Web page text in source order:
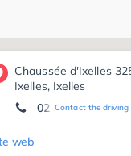
Chaussée d'Ixelles
Ixelles, Ixelles
Contact the driving
02 648 25 50
web